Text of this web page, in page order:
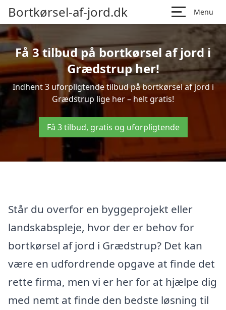
Bortkørsel-af-jord.dk Menu
Få 3 tilbud på bortkørsel af jord i
Grædstrup her!
Indhent 3 uforpligtende tilbud på bortkørsel af jord i
Grædstrup lige her – helt gratis!
Få 3 tilbud, gratis og uforpligtende
Står du overfor en byggeprojekt eller
landskabspleje, hvor der er behov for
bortkørsel af jord i Grædstrup? Det kan
være en udfordrende opgave at finde det
rette firma, men vi er her for at hjælpe dig
med nemt at finde den bedste løsning til